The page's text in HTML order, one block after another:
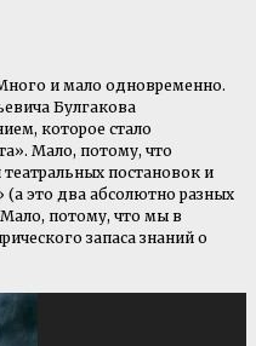
и мало одновременно.
Булгакова
которое стало
Мало, потому, что
театральных постановок и
это два абсолютно разных
потому, что мы в
запаса знаний о